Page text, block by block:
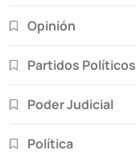
Opinión
Partidos Políticos
Poder Judicial
Política